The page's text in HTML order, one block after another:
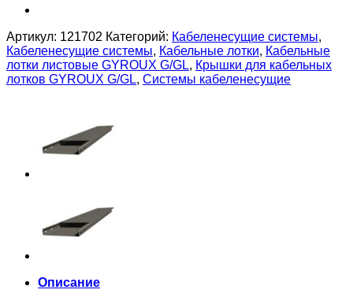
Артикул: 121702 Категорий: Кабеленесущие системы,
Кабеленесущие системы, Кабельные лотки, Кабельные
лотки листовые GYROUX G/GL, Крышки для кабельных
лотков GYROUX G/GL, Системы кабеленесущие
Описание